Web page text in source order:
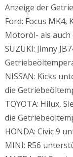
Anzeige der
Ford: Focus
Motoröl- als
SUZUKI: Jimny
NISSAN: Kicks
die
TOYOTA: Hilux,
die
HONDA: Civic 9
MINI: R56